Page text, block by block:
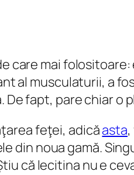
care mai
al musculaturii, a
fapt, pare chiar o
feţei, adicăasta
noua gamă.
că lecitina nu e